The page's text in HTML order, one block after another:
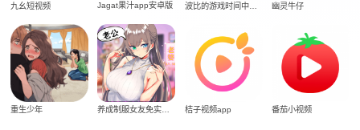
九幺短视频 Jagat果汁app安卓版 波比的游戏时间中文版 幽灵牛仔
重生少年 桔子视频app 番茄小视频